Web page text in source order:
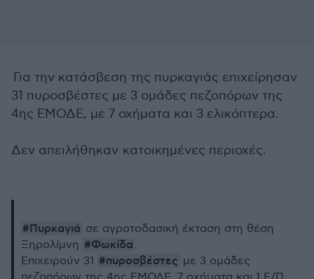
Για την κατάσβεση της πυρκαγιάς επιχείρησαν
31 πυροσβέστες με 3 ομάδες πεζοπόρων της
4ης ΕΜΟΔΕ, με 7 οχήματα και 3 ελικόπτερα.
Δεν απειλήθηκαν κατοικημένες περιοχές.
#Πυρκαγιά σε αγροτοδασική έκταση στη θέση
Ξηρολίμνη #Φωκίδα .
Επιχειρούν 31 #πυροσβέστες με 3 ομάδες